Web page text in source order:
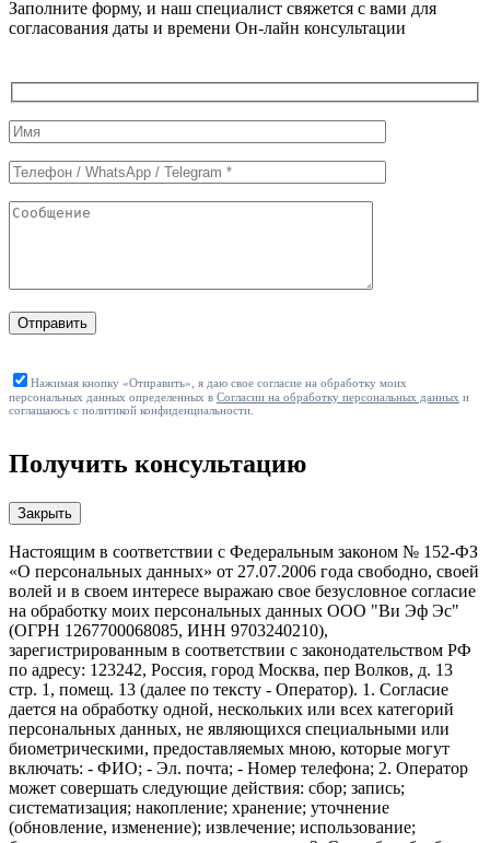
Заполните форму, и наш специалист свяжется с вами для
согласования даты и времени Он-лайн консультации
Служебные
поля
формы
Отправить
Нажимая кнопку «Отправить», я даю свое согласие на обработку моих
персональных данных определенных в Согласии на обработку персональных данных и
соглашаюсь с политикой конфиденциальности.
Получить консультацию
Закрыть
Настоящим в соответствии с Федеральным законом № 152-ФЗ
«О персональных данных» от 27.07.2006 года свободно, своей
волей и в своем интересе выражаю свое безусловное согласие
на обработку моих персональных данных ООО "Ви Эф Эс"
(ОГРН 1267700068085, ИНН 9703240210),
зарегистрированным в соответствии с законодательством РФ
по адресу: 123242, Россия, город Москва, пер Волков, д. 13
стр. 1, помещ. 13 (далее по тексту - Оператор). 1. Согласие
дается на обработку одной, нескольких или всех категорий
персональных данных, не являющихся специальными или
биометрическими, предоставляемых мною, которые могут
включать: - ФИО; - Эл. почта; - Номер телефона; 2. Оператор
может совершать следующие действия: сбор; запись;
систематизация; накопление; хранение; уточнение
(обновление, изменение); извлечение; использование;